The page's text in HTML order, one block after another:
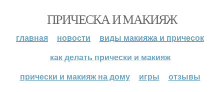
ПРИЧЕСКА И МАКИЯЖ
главная новости
виды макияжа и причесок
как делать прически и макияж
прически и макияж на дому
игры отзывы